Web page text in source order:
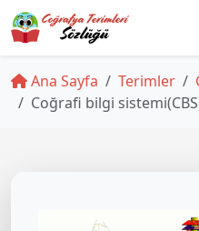
Ana Sayfa Terimler
Coğrafi bilgi